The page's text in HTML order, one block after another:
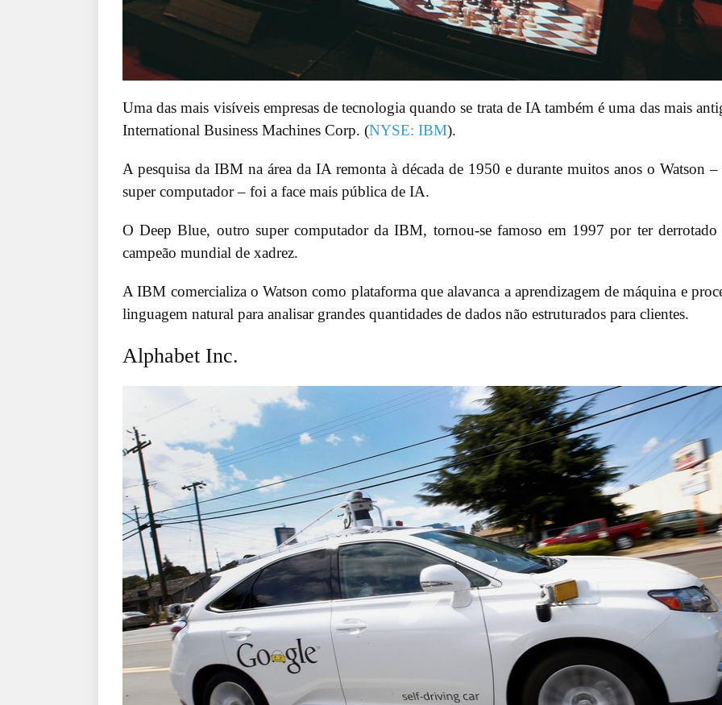
Uma das mais visíveis empresas de tecnologia quando se trata de IA também é uma das mais
International Business Machines Corp. (NYSE: IBM).
A pesquisa da IBM na área da IA remonta à década de 1950 e durante muitos anos o Watson
super computador – foi a face mais pública de IA.
O Deep Blue, outro super computador da IBM, tornou-se famoso em 1997 por ter derrotado
campeão mundial de xadrez.
A IBM comercializa o Watson como plataforma que alavanca a aprendizagem de máquina e
linguagem natural para analisar grandes quantidades de dados não estruturados para clientes.
Alphabet Inc.